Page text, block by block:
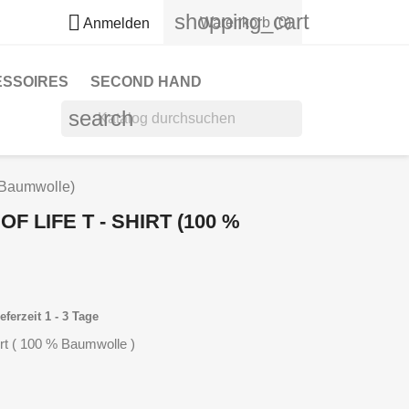
 Anmelden shopping_cart
Warenkorb (0)
SECOND HAND
search
LIFE T - SHIRT (100 %
1 - 3 Tage
( 100 % Baumwolle )